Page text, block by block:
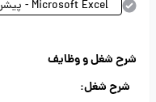
Microsoft Excel - پیشرفته
شرح شغل و وظایف
شرح شغل: